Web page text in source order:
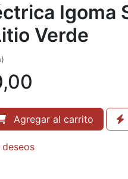
Igoma
Verde
Agregar al carrito